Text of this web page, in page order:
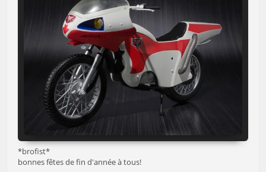
*brofist*
bonnes fêtes de fin d'année à tous!